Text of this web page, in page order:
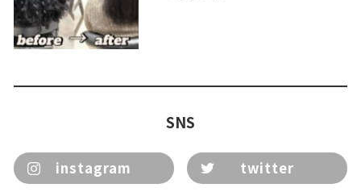
SNS
instagram twitter